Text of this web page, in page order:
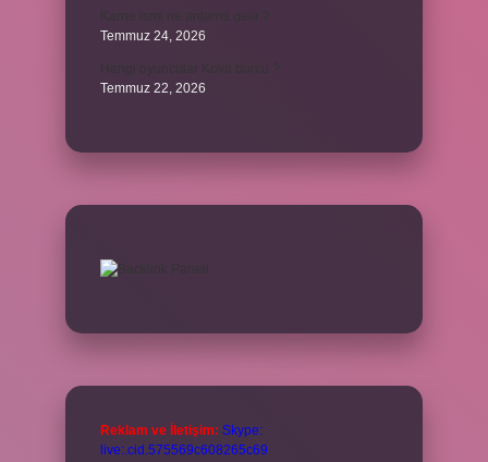
Temmuz 24, 2026
Temmuz 22, 2026
Reklam ve İletişim: Skype:
live:.cid.575569c608265c69